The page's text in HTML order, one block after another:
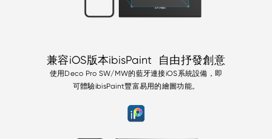
兼容iOS版本ibisPaint 自由抒發創意
使用Deco Pro SW/MW的藍牙連接iOS系統設備，即
可體驗ibisPaint豐富易用的繪圖功能。